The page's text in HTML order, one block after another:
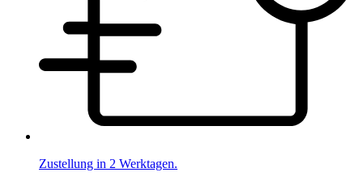
Zustellung in 2 Werktagen.